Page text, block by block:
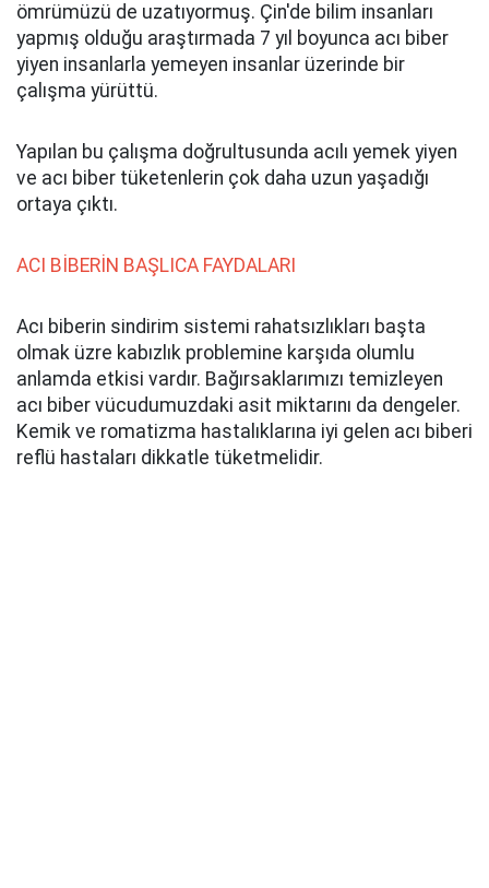
ömrümüzü de uzatıyormuş. Çin'de bilim insanları
yapmış olduğu araştırmada 7 yıl boyunca acı biber
yiyen insanlarla yemeyen insanlar üzerinde bir
çalışma yürüttü.
Yapılan bu çalışma doğrultusunda acılı yemek yiyen
ve acı biber tüketenlerin çok daha uzun yaşadığı
ortaya çıktı.
ACI BİBERİN BAŞLICA FAYDALARI
Acı biberin sindirim sistemi rahatsızlıkları başta
olmak üzre kabızlık problemine karşıda olumlu
anlamda etkisi vardır. Bağırsaklarımızı temizleyen
acı biber vücudumuzdaki asit miktarını da dengeler.
Kemik ve romatizma hastalıklarına iyi gelen acı biberi
reflü hastaları dikkatle tüketmelidir.